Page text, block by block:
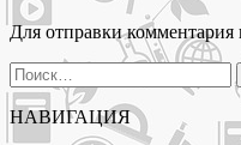
Для отправки комментария
Найти:
НАВИГАЦИЯ